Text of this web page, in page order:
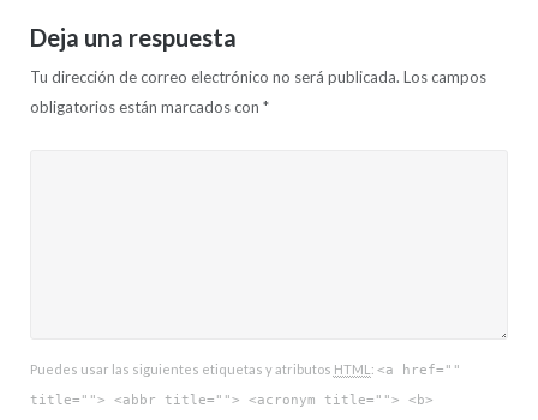
Deja una respuesta
Tu dirección de correo electrónico no será publicada. Los campos
obligatorios están marcados con *
Puedes usar las siguientes etiquetas y atributos HTML : <a href=""
title=""> <abbr title=""> <acronym title=""> <b>